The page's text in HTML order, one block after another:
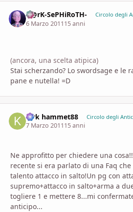
D@rK-SePHiRoTH- Circolo degli
6 Marzo 201115 anni
(ancora, una scelta atipica)
Stai scherzando? Lo swordsage e le
pane e nutella! =D
Kirk hammet88 Circolo degli
7 Marzo 201115 anni
Ne approfitto per chiedere una
recente si era parlato di una Faq
talento attacco in salto!Un pg con
supremo+attacco in salto+arma a
togliere 1 e mettere 8...mi
anticipo...